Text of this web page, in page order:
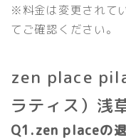
※料金は変更されて
てご確認ください。
zen place
ラティス）浅
Q1.zen placeの